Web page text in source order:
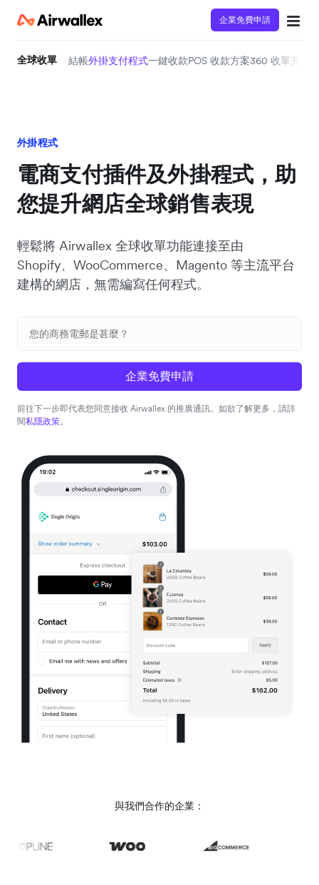
企業免費申請
全球收單 結帳外掛支付程式一鍵收款POS 收款方案360 收單升級
外掛程式
電商支付插件及外掛程式，助
您提升網店全球銷售表現
輕鬆將 Airwallex 全球收單功能連接至由
Shopify、WooCommerce、Magento 等主流平台
建構的網店，無需編寫任何程式。
企業免費申請
前往下一步即代表您同意接收 Airwallex 的推廣通訊。如欲了解更多，請詳
閱私隱政策。
與我們合作的企業：